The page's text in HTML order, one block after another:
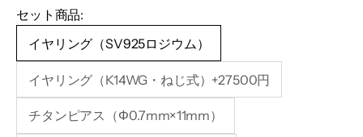
セット商品:
イヤリング（SV925ロジウム）
イヤリング（K14WG・ねじ式）+27500円
チタンピアス（Φ0.7mm×11mm）